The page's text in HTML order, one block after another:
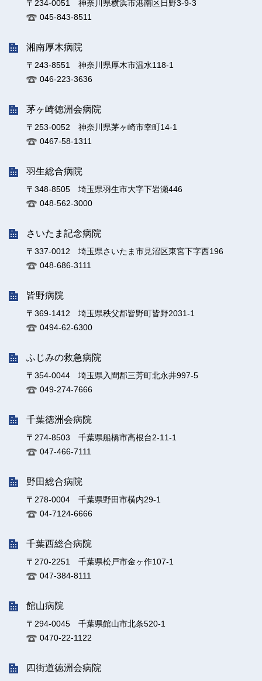
〒234-0051 神奈川県横浜市港南区日野3-9-3
045-843-8511
湘南厚木病院
〒243-8551 神奈川県厚木市温水118-1
046-223-3636
茅ヶ崎徳洲会病院
〒253-0052 神奈川県茅ヶ崎市幸町14-1
0467-58-1311
羽生総合病院
〒348-8505 埼玉県羽生市大字下岩瀬446
048-562-3000
さいたま記念病院
〒337-0012 埼玉県さいたま市見沼区東宮下字西196
048-686-3111
皆野病院
〒369-1412 埼玉県秩父郡皆野町皆野2031-1
0494-62-6300
ふじみの救急病院
〒354-0044 埼玉県入間郡三芳町北永井997-5
049-274-7666
千葉徳洲会病院
〒274-8503 千葉県船橋市高根台2-11-1
047-466-7111
野田総合病院
〒278-0004 千葉県野田市横内29-1
04-7124-6666
千葉西総合病院
〒270-2251 千葉県松戸市金ヶ作107-1
047-384-8111
館山病院
〒294-0045 千葉県館山市北条520-1
0470-22-1122
四街道徳洲会病院